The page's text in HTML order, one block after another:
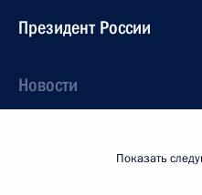
Президент России
Новости
Показать